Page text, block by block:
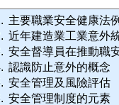
主要職業安全健康法
近年建造業工業意外
安全督導員在推動職
認識防止意外的概念
安全管理及風險評估
安全管理制度的元素